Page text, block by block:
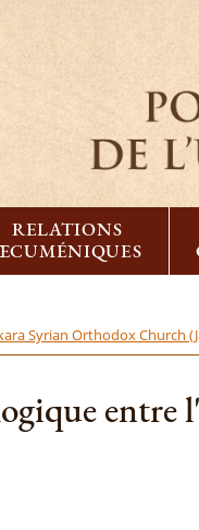
RELATIONS
Syrian Orthodox Church
entre